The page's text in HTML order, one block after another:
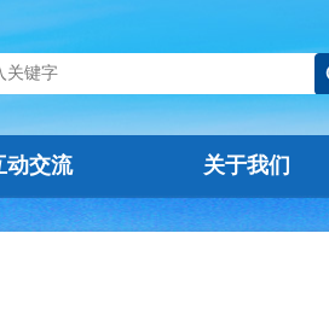
动交流 关于我们